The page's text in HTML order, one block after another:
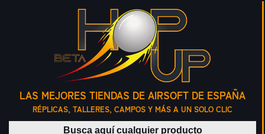
LAS MEJORES TIENDAS DE AIRSOFT DE ESPAÑA
RÉPLICAS, TALLERES, CAMPOS Y MÁS A UN SOLO CLIC
Buscar productos